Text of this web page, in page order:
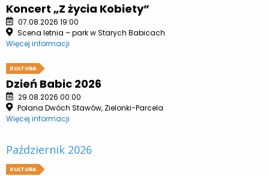
Koncert „Z życia Kobiety”
07.08.2026 19:00
Scena letnia – park w Starych Babicach
Więcej informacji
KULTURA
Dzień Babic 2026
29.08.2026 00:00
Polana Dwóch Stawów, Zielonki-Parcela
Więcej informacji
Październik 2026
KULTURA